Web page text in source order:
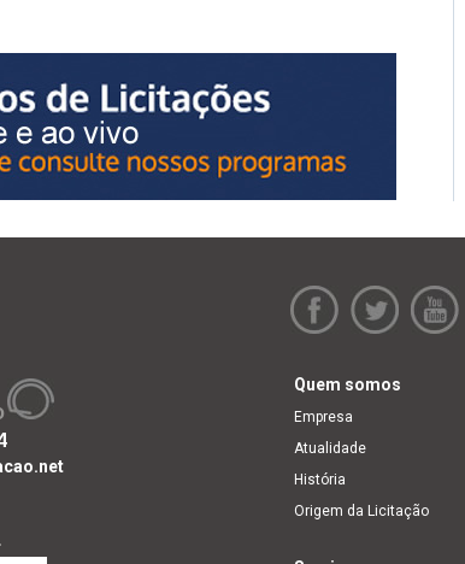
Quem somos
Empresa
Atualidade
História
Origem da Licitação